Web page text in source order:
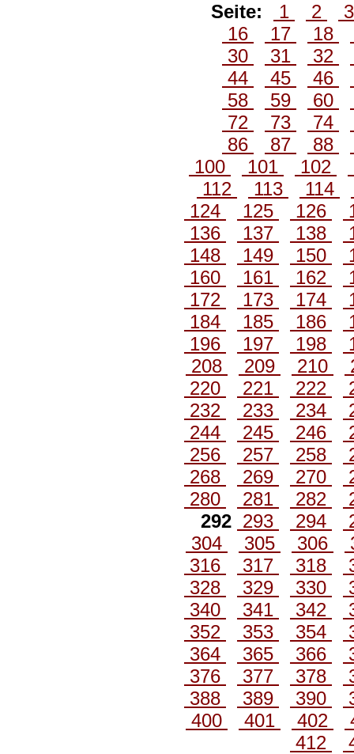
Seite: 1 2
16
17 18
30
31 32
44
45 46
58
59 60
72
73 74
86
87 88
100
101 102
112
113 114
124
125 126
136
137 138
148
149 150
160
161 162
172
173 174
184
185 186
196
197 198
208
209 210
220
221 222
232
233 234
244
245 246
256
257 258
268
269 270
280
281 282
292 293 294
304
305 306
316
317 318
328
329 330
340
341 342
352
353 354
364
365 366
376
377 378
388
389 390
400
401 402
412